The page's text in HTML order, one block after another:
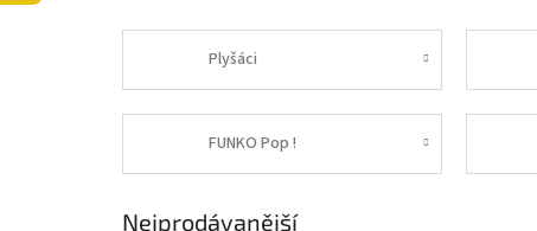
Plyšáci
FUNKO Pop !
Nejprodávanější